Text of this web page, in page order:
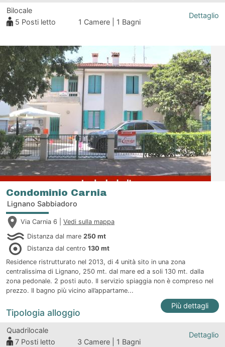
Bilocale
5 Posti letto 1 Camere | 1 Bagni
Dettaglio
Condominio Carnia
Lignano Sabbiadoro
Via Carnia 6 | Vedi sulla mappa
Distanza dal mare 250 mt
Distanza dal centro 130 mt
Residence ristrutturato nel 2013, di 4 unità sito in una zona
centralissima di Lignano, 250 mt. dal mare ed a soli 130 mt. dalla
zona pedonale. 2 posti auto. Il servizio spiaggia non è compreso nel
prezzo. Il bagno più vicino all’appartame...
Più dettagli
Tipologia alloggio
Quadrilocale
7 Posti letto 3 Camere | 1 Bagni
Dettaglio